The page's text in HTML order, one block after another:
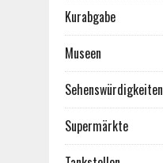
Kurabgabe
Museen
Sehenswürdigkeiten
Supermärkte